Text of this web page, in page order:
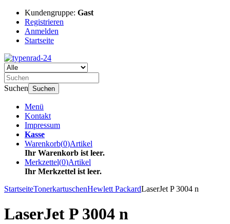
Kundengruppe: Gast
Registrieren
Anmelden
Startseite
Suchen Suchen
Menü
Kontakt
Impressum
Kasse
Warenkorb(0)Artikel
Ihr Warenkorb ist leer.
Merkzettel(0)Artikel
Ihr Merkzettel ist leer.
StartseiteTonerkartuschenHewlett PackardLaserJet P 3004 n
LaserJet P 3004 n